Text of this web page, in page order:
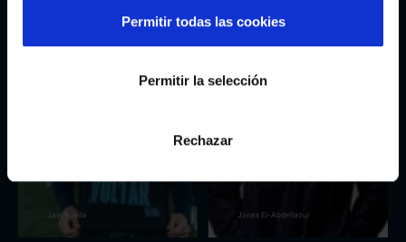
Permitir todas las cookies
Permitir la selección
Rechazar
Javi Rueda Jones El-Abdellaoui